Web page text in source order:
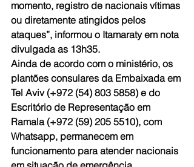
momento, registro de nacionais vítimas
ou diretamente atingidos pelos
ataques”, informou o Itamaraty em nota
divulgada as 13h35.
Ainda de acordo com o ministério, os
plantões consulares da Embaixada em
Tel Aviv (+972 (54) 803 5858) e do
Escritório de Representação em
Ramala (+972 (59) 205 5510), com
Whatsapp, permanecem em
funcionamento para atender nacionais